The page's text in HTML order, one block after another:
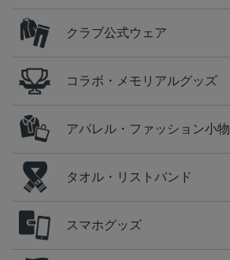
クラブ公式ウェア
コラボ・メモリアルグッズ
アパレル・ファッション小物
タオル・リストバンド
スマホグッズ